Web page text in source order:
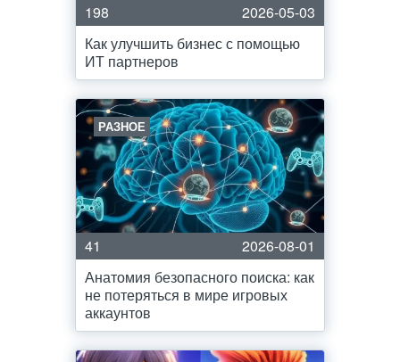
198
2026-05-03
Как улучшить бизнес с помощью
ИТ партнеров
РАЗНОЕ
41
2026-08-01
Анатомия безопасного поиска: как
не потеряться в мире игровых
аккаунтов